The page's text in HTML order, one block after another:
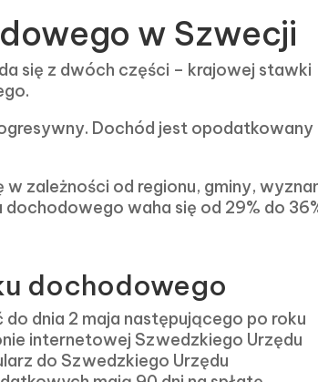
w Szwecji
się z dwóch części – krajowej stawki
Dochód jest opodatkowany
zależności od regionu, gminy,
waha się od 29% do
dochodowego
dnia 2 maja następującego po roku
internetowej Szwedzkiego Urzędu
do Szwedzkiego Urzędu